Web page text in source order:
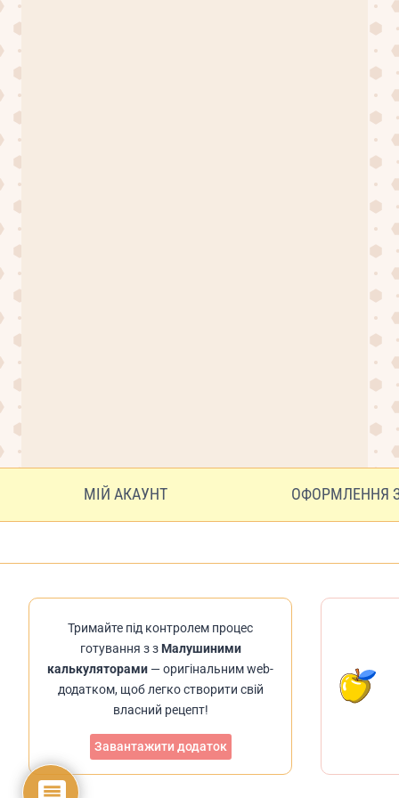
МІЙ АКАУНТ ОФОРМЛЕННЯ
Тримайте під контролем процес
готування з з Малушиними
калькуляторами — оригінальним web-
додатком, щоб легко створити свій
власний рецепт!
Завантажити додаток